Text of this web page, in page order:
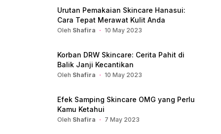
Urutan Pemakaian Skincare Hanasui:
Cara Tepat Merawat Kulit Anda
Oleh Shafira 10 May 2023
Korban DRW Skincare: Cerita Pahit di
Balik Janji Kecantikan
Oleh Shafira 10 May 2023
Efek Samping Skincare OMG yang Perlu
Kamu Ketahui
Oleh Shafira 7 May 2023